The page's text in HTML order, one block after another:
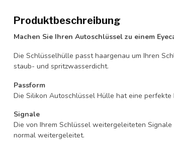
Produktbeschreibung
Machen Sie Ihren Autoschlüssel zu einem
Die Schlüsselhülle passt haargenau um Ihren
staub- und spritzwasserdicht.
Passform
Die Silikon Autoschlüssel Hülle hat eine perfekte
Signale
Die von Ihrem Schlüssel weitergeleiteten
normal weitergeleitet.